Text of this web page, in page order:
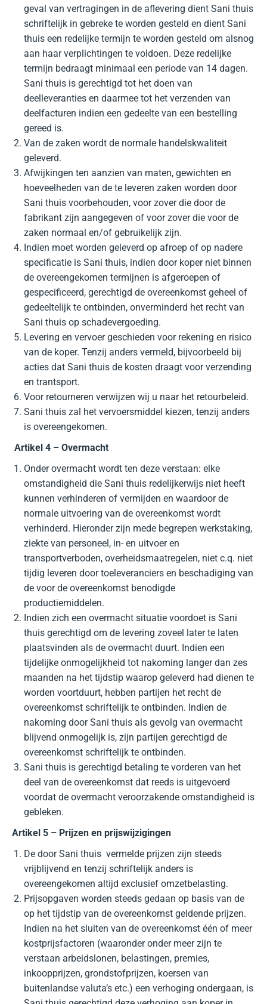
geval van vertragingen in de aflevering dient Sani thuis
schriftelijk in gebreke te worden gesteld en dient Sani
thuis een redelijke termijn te worden gesteld om alsnog
aan haar verplichtingen te voldoen. Deze redelijke
termijn bedraagt minimaal een periode van 14 dagen.
Sani thuis is gerechtigd tot het doen van
deelleveranties en daarmee tot het verzenden van
deelfacturen indien een gedeelte van een bestelling
gereed is.
Van de zaken wordt de normale handelskwaliteit
geleverd.
Afwijkingen ten aanzien van maten, gewichten en
hoeveelheden van de te leveren zaken worden door
Sani thuis voorbehouden, voor zover die door de
fabrikant zijn aangegeven of voor zover die voor de
zaken normaal en/of gebruikelijk zijn.
Indien moet worden geleverd op afroep of op nadere
specificatie is Sani thuis, indien door koper niet binnen
de overeengekomen termijnen is afgeroepen of
gespecificeerd, gerechtigd de overeenkomst geheel of
gedeeltelijk te ontbinden, onverminderd het recht van
Sani thuis op schadevergoeding.
Levering en vervoer geschieden voor rekening en risico
van de koper. Tenzij anders vermeld, bijvoorbeeld bij
acties dat Sani thuis de kosten draagt voor verzending
en trantsport.
Voor retourneren verwijzen wij u naar het retourbeleid.
Sani thuis zal het vervoersmiddel kiezen, tenzij anders
is overeengekomen.
Artikel 4 – Overmacht
Onder overmacht wordt ten deze verstaan: elke
omstandigheid die Sani thuis redelijkerwijs niet heeft
kunnen verhinderen of vermijden en waardoor de
normale uitvoering van de overeenkomst wordt
verhinderd. Hieronder zijn mede begrepen werkstaking,
ziekte van personeel, in- en uitvoer en
transportverboden, overheidsmaatregelen, niet c.q. niet
tijdig leveren door toeleveranciers en beschadiging van
de voor de overeenkomst benodigde
productiemiddelen.
Indien zich een overmacht situatie voordoet is Sani
thuis gerechtigd om de levering zoveel later te laten
plaatsvinden als de overmacht duurt. Indien een
tijdelijke onmogelijkheid tot nakoming langer dan zes
maanden na het tijdstip waarop geleverd had dienen te
worden voortduurt, hebben partijen het recht de
overeenkomst schriftelijk te ontbinden. Indien de
nakoming door Sani thuis als gevolg van overmacht
blijvend onmogelijk is, zijn partijen gerechtigd de
overeenkomst schriftelijk te ontbinden.
Sani thuis is gerechtigd betaling te vorderen van het
deel van de overeenkomst dat reeds is uitgevoerd
voordat de overmacht veroorzakende omstandigheid is
gebleken.
Artikel 5 – Prijzen en prijswijzigingen
De door Sani thuis vermelde prijzen zijn steeds
vrijblijvend en tenzij schriftelijk anders is
overeengekomen altijd exclusief omzetbelasting.
Prijsopgaven worden steeds gedaan op basis van de
op het tijdstip van de overeenkomst geldende prijzen.
Indien na het sluiten van de overeenkomst één of meer
kostprijsfactoren (waaronder onder meer zijn te
verstaan arbeidslonen, belastingen, premies,
inkoopprijzen, grondstofprijzen, koersen van
buitenlandse valuta’s etc.) een verhoging ondergaan, is